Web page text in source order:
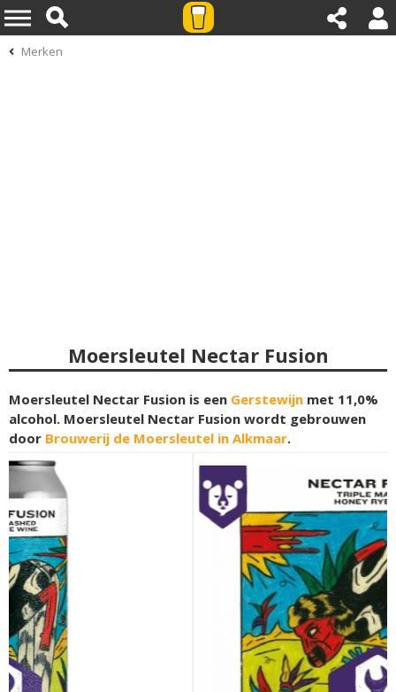
Merken
Moersleutel Nectar Fusion
Moersleutel Nectar Fusion is een Gerstewijn met 11,0%
alcohol. Moersleutel Nectar Fusion wordt gebrouwen
door Brouwerij de Moersleutel in Alkmaar.